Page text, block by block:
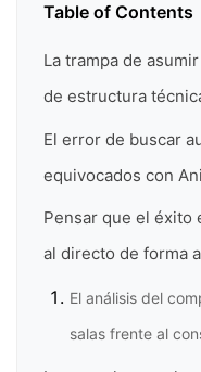
Table of Contents
La trampa de
de estructura
El error de buscar
equivocados con
Pensar que el éxito
al directo de forma
El análisis del
salas frente al